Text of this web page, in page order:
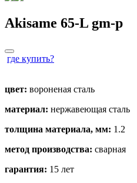
quantity
Akisame 65-L gm-p
где купить?
цвет: вороненая сталь
материал: нержавеющая сталь
толщина материала, мм: 1.2
метод производства: сварная
гарантия: 15 лет